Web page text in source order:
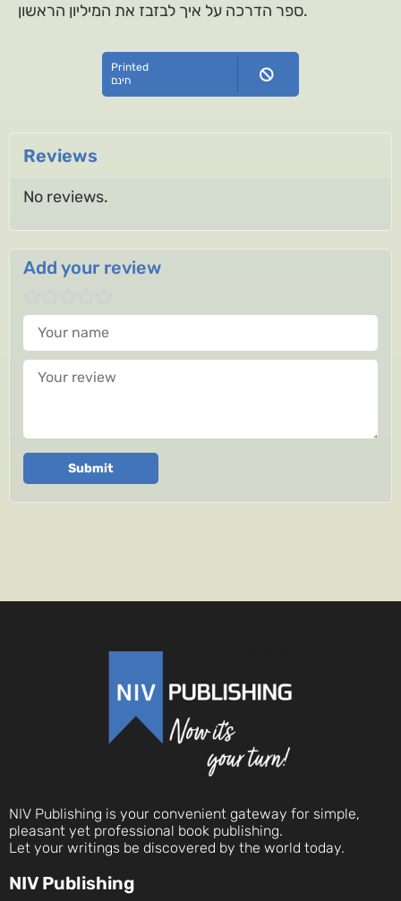
ספר הדרכה על איך לבזבז את המיליון הראשון.
Printed
חינם
Reviews
No reviews.
Add your review
Your name
Your review
Submit
NIV Publishing is your convenient gateway for simple,
pleasant yet professional book publishing.
Let your writings be discovered by the world today.
NIV Publishing